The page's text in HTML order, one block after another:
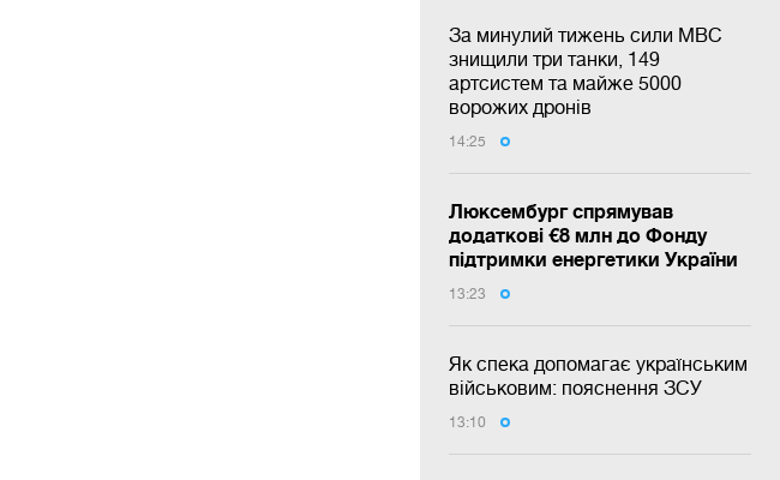
За минулий тижень сили МВС
знищили три танки, 149
артсистем та майже 5000
ворожих дронів
14:25
Люксембург спрямував
додаткові €8 млн до Фонду
підтримки енергетики України
13:23
Як спека допомагає українським
військовим: пояснення ЗСУ
13:10